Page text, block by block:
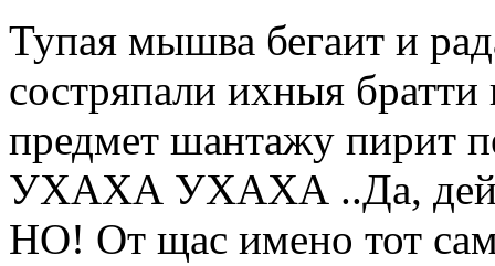
Тупая мышва бегаит и
состряпали ихныя
предмет шантажу пирит
УХАХА УХАХА ..Да,
НО! От щас имено тот